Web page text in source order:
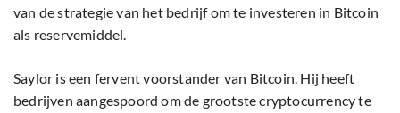
van de strategie van het bedrijf om te investeren in Bitcoin
als reservemiddel.
Saylor is een fervent voorstander van Bitcoin. Hij heeft
bedrijven aangespoord om de grootste cryptocurrency te